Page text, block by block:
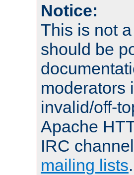
Notice:
This is not
should be
moderators
invalid/off-
Apache
IRC
mailing lists.